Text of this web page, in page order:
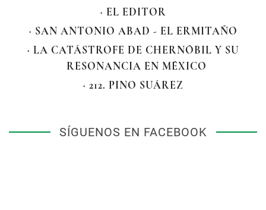
· EL EDITOR
· SAN ANTONIO ABAD - EL ERMITAÑO
· LA CATÁSTROFE DE CHERNÓBIL Y SU
RESONANCIA EN MÉXICO
· 212. PINO SUÁREZ
SÍGUENOS EN FACEBOOK